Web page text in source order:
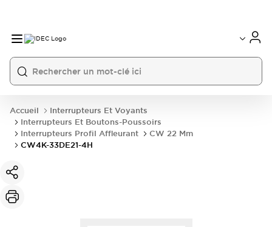
Accueil
Interrupteurs Et Voyants
Interrupteurs Et Boutons-Poussoirs
Interrupteurs Profil Affleurant
CW 22 Mm
CW4K-33DE21-4H